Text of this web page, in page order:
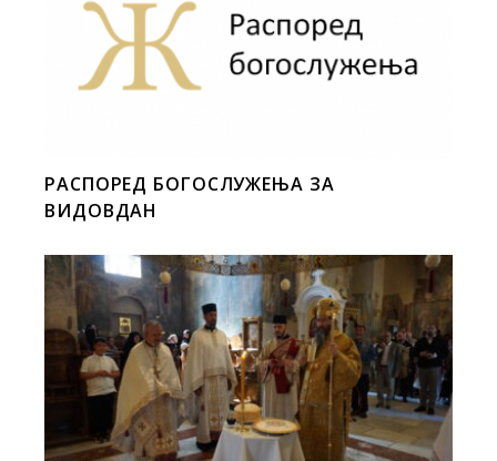
РАСПОРЕД БОГОСЛУЖЕЊА ЗА
ВИДОВДАН